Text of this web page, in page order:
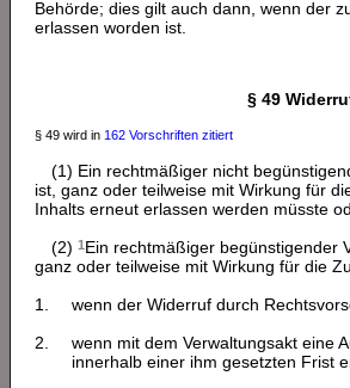
Behörde; dies gilt auch dann, wenn der
erlassen worden ist.
§ 49
§ 49 wird in 162 Vorschriften zitiert
(1) Ein rechtmäßiger nicht
ist, ganz oder teilweise mit Wirkung für
Inhalts erneut erlassen werden müsste
(2) 1Ein rechtmäßiger begünstigender
ganz oder teilweise mit Wirkung für die
1.
wenn der Widerruf durch
2.
wenn mit dem Verwaltungsakt eine
innerhalb einer ihm gesetzten Frist